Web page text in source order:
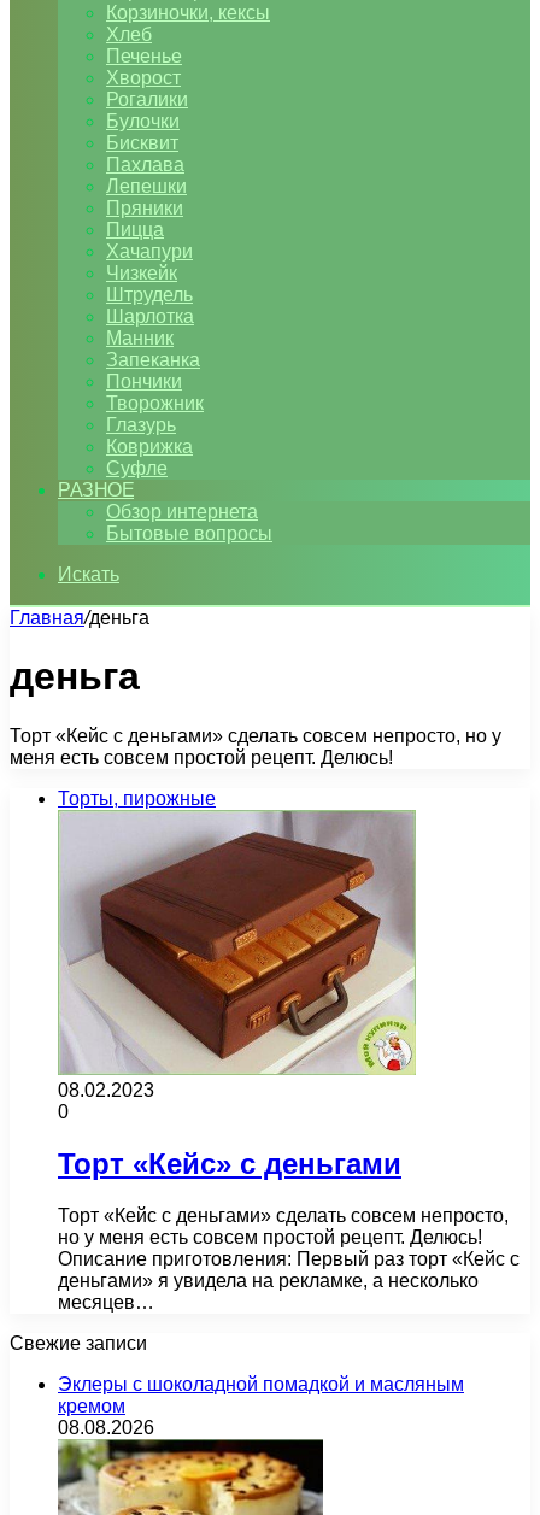
Корзиночки, кексы
Хлеб
Печенье
Хворост
Рогалики
Булочки
Бисквит
Пахлава
Лепешки
Пряники
Пицца
Хачапури
Чизкейк
Штрудель
Шарлотка
Манник
Запеканка
Пончики
Творожник
Глазурь
Коврижка
Суфле
РАЗНОЕ
Обзор интернета
Бытовые вопросы
Искать
Главная/деньга
деньга
Торт «Кейс с деньгами» сделать совсем непросто, но у
меня есть совсем простой рецепт. Делюсь!
Торты, пирожные
08.02.2023
0
Торт «Кейс» с деньгами
Торт «Кейс с деньгами» сделать совсем непросто,
но у меня есть совсем простой рецепт. Делюсь!
Описание приготовления: Первый раз торт «Кейс с
деньгами» я увидела на рекламке, а несколько
месяцев…
Свежие записи
Эклеры с шоколадной помадкой и масляным
кремом
08.08.2026